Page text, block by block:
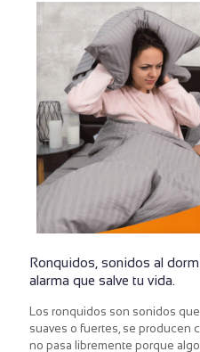
Ronquidos, sonidos al
alarma que salve tu vida.
Los ronquidos son sonidos
suaves o fuertes, se producen
no pasa libremente porque